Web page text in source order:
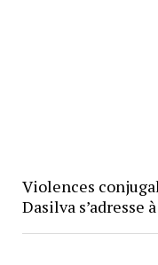
Violences
Dasilva s’adresse